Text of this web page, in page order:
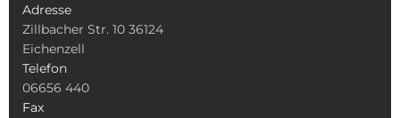
Adresse
Zillbacher Str. 10 36124
Eichenzell
Telefon
06656 440
Fax